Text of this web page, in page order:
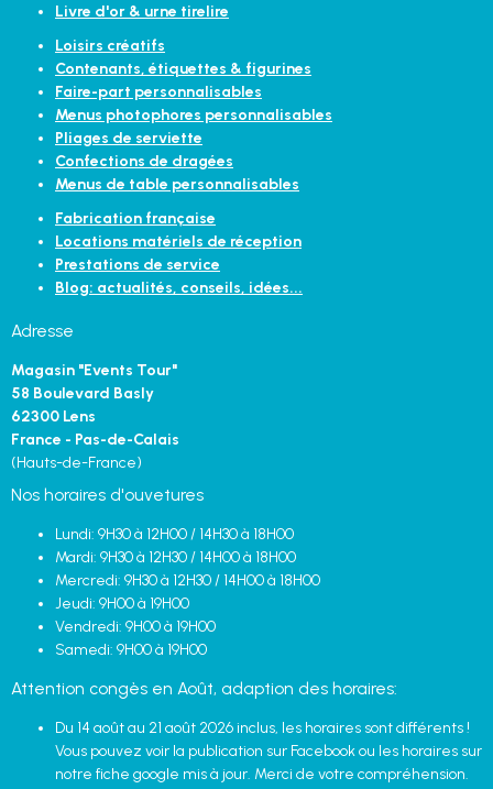
Livre d'or & urne tirelire
Loisirs créatifs
Contenants, étiquettes & figurines
Faire-part personnalisables
Menus photophores personnalisables
Pliages de serviette
Confections de dragées
Menus de table personnalisables
Fabrication française
Locations matériels de réception
Prestations de service
Blog: actualités, conseils, idées...
Adresse
Magasin "Events Tour"
58 Boulevard Basly
62300 Lens
France - Pas-de-Calais
(Hauts-de-France)
Nos horaires d'ouvetures
Lundi: 9H30 à 12H00 / 14H30 à 18H00
Mardi: 9H30 à 12H30 / 14H00 à 18H00
Mercredi: 9H30 à 12H30 / 14H00 à 18H00
Jeudi: 9H00 à 19H00
Vendredi: 9H00 à 19H00
Samedi: 9H00 à 19H00
Attention congès en Août, adaption des horaires:
Du 14 août au 21 août 2026 inclus, les horaires sont différents !
Vous pouvez voir la publication sur Facebook ou les horaires sur
notre fiche google mis à jour. Merci de votre compréhension.